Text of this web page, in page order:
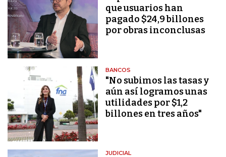
que usuarios han
pagado $24,9 billones
por obras inconclusas
BANCOS
"No subimos las tasas y
aún así logramos unas
utilidades por $1,2
billones en tres años"
JUDICIAL